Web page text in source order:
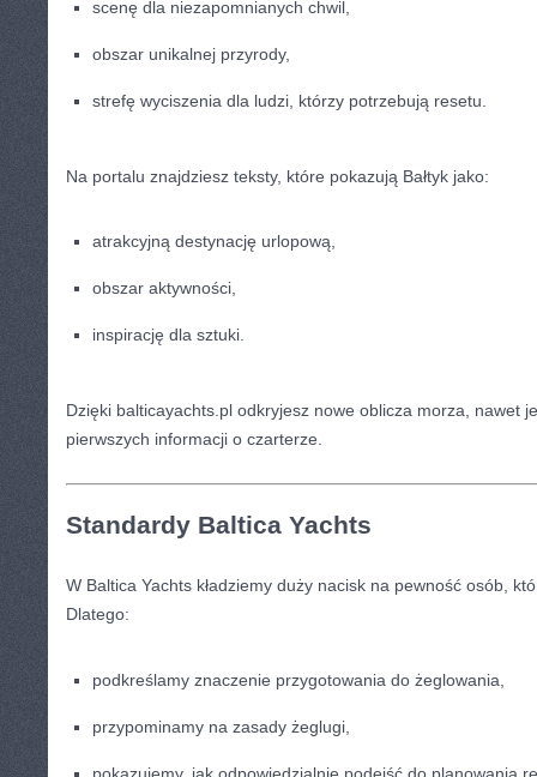
scenę dla niezapomnianych chwil,
obszar unikalnej przyrody,
strefę wyciszenia dla ludzi, którzy potrzebują resetu.
Na portalu znajdziesz teksty, które pokazują Bałtyk jako:
atrakcyjną destynację urlopową,
obszar aktywności,
inspirację dla sztuki.
Dzięki balticayachts.pl odkryjesz nowe oblicza morza, nawet
pierwszych informacji o czarterze.
Standardy Baltica Yachts
W Baltica Yachts kładziemy duży nacisk na pewność osób,
Dlatego:
podkreślamy znaczenie przygotowania do żeglowania,
przypominamy na zasady żeglugi,